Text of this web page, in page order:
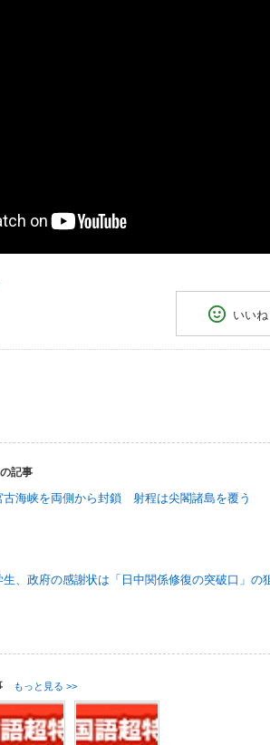
いいね
記事
古海峡を両側から封鎖 射程は尖閣諸島を覆う
生、政府の感謝状は「日中関係修復の突破口」
もっと見る >>